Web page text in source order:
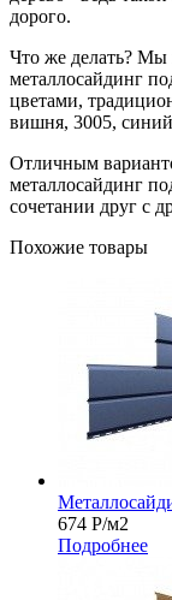
дорого.
Что же делать? Мы
металлосайдинг
цветами,
вишня, 3005,
Отличным
металлосайдинг
сочетании друг с
Похожие товары
674 Р/м2
Подробнее